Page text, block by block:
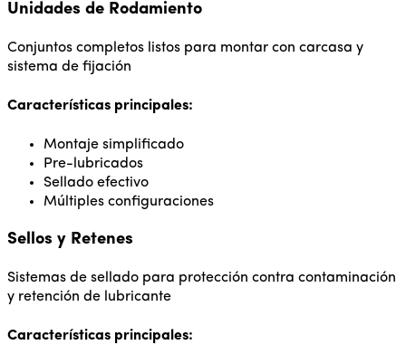
Unidades de Rodamiento
Conjuntos completos listos para montar con carcasa y
sistema de fijación
Características principales:
Montaje simplificado
Pre-lubricados
Sellado efectivo
Múltiples configuraciones
Sellos y Retenes
Sistemas de sellado para protección contra contaminación
y retención de lubricante
Características principales: